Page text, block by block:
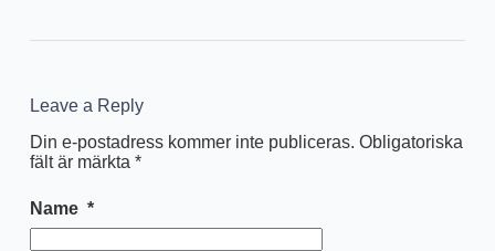
Leave a Reply
Din e-postadress kommer inte publiceras. Obligatoriska
fält är märkta *
Name *